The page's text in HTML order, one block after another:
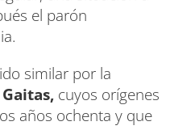
el parón
similar por la
cuyos orígenes
años ochenta y que